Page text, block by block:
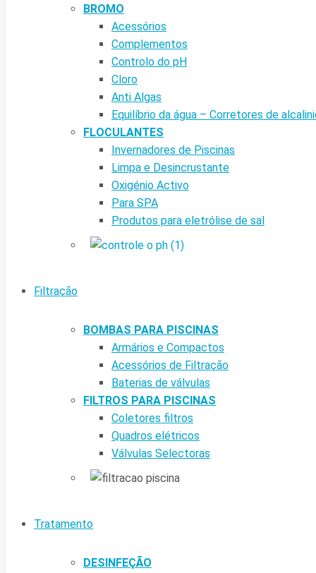
BROMO
Acessórios
Complementos
Controlo do pH
Cloro
Anti Algas
Equilíbrio da água – Corretores de
FLOCULANTES
Invernadores de Piscinas
Limpa e Desincrustante
Oxigénio Activo
Para SPA
Produtos para eletrólise de sal
Filtração
BOMBAS PARA PISCINAS
Armários e Compactos
Acessórios de Filtração
Baterias de válvulas
FILTROS PARA PISCINAS
Coletores filtros
Quadros elétricos
Válvulas Selectoras
Tratamento
DESINFEÇÃO